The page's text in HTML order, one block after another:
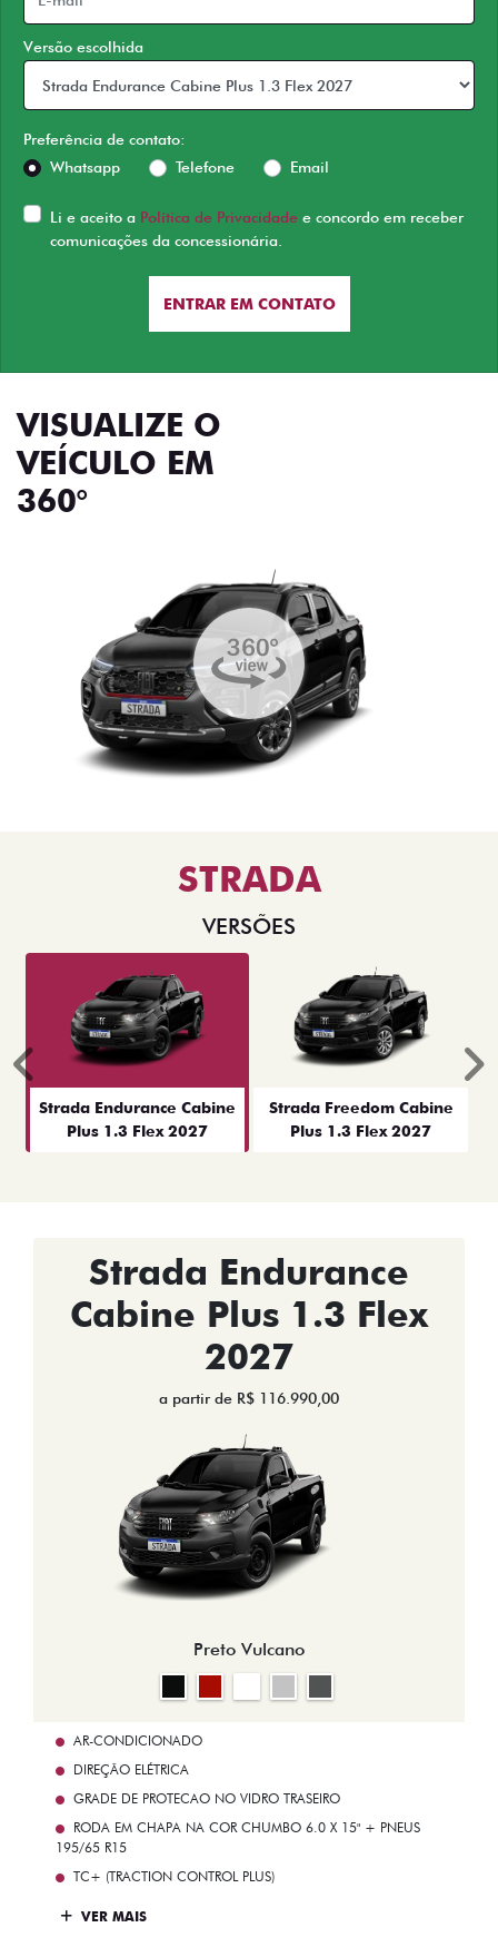
Versão escolhida
Preferência de contato:
Whatsapp
Telefone Email
Li e aceito a Política de Privacidade e concordo em receber
comunicações da concessionária.
ENTRAR EM CONTATO
VISUALIZE O
VEÍCULO EM
360°
STRADA
VERSÕES
Strada Endurance Cabine
Plus 1.3 Flex 2027
Strada Freedom Cabine
Plus 1.3 Flex 2027
Anterior
Strada Endurance
Cabine Plus 1.3 Flex
2027
a partir de R$ 116.990,00
Preto Vulcano
AR-CONDICIONADO
DIREÇÃO ELÉTRICA
GRADE DE PROTECAO NO VIDRO TRASEIRO
RODA EM CHAPA NA COR CHUMBO 6.0 X 15" + PNEUS
195/65 R15
TC+ (TRACTION CONTROL PLUS)
VER MAIS